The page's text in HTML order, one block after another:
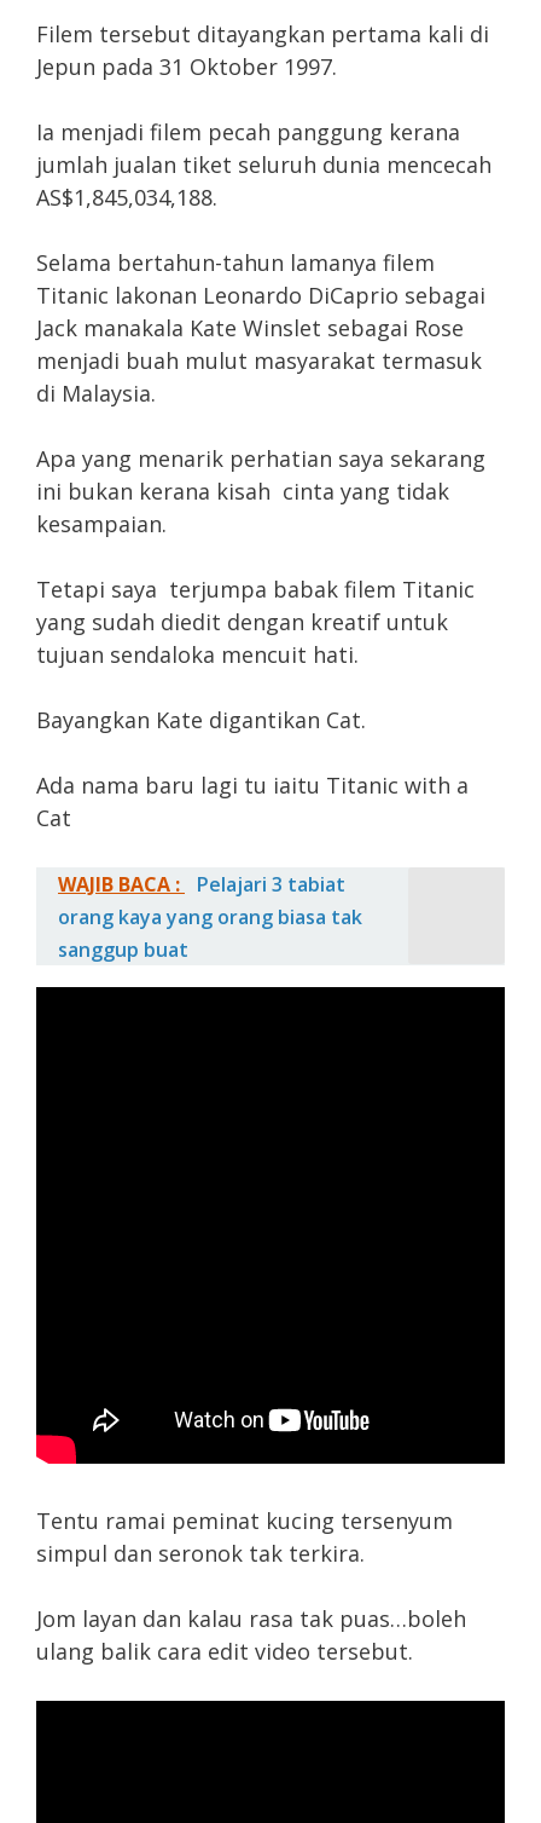
Filem tersebut ditayangkan pertama kali di
Jepun pada 31 Oktober 1997.
Ia menjadi filem pecah panggung kerana
jumlah jualan tiket seluruh dunia mencecah
AS$1,845,034,188.
Selama bertahun-tahun lamanya filem
Titanic lakonan Leonardo DiCaprio sebagai
Jack manakala Kate Winslet sebagai Rose
menjadi buah mulut masyarakat termasuk
di Malaysia.
Apa yang menarik perhatian saya sekarang
ini bukan kerana kisah cinta yang tidak
kesampaian.
Tetapi saya terjumpa babak filem Titanic
yang sudah diedit dengan kreatif untuk
tujuan sendaloka mencuit hati.
Bayangkan Kate digantikan Cat.
Ada nama baru lagi tu iaitu Titanic with a
Cat
WAJIB BACA :
Pelajari 3 tabiat
orang kaya yang orang biasa tak
sanggup buat
Tentu ramai peminat kucing tersenyum
simpul dan seronok tak terkira.
Jom layan dan kalau rasa tak puas…boleh
ulang balik cara edit video tersebut.